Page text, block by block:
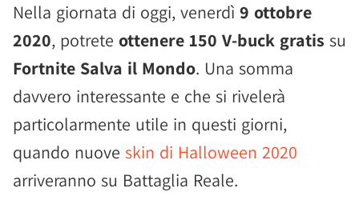
Nella giornata di oggi, venerdì 9 ottobre
2020, potrete ottenere 150 V-buck gratis su
Fortnite Salva il Mondo. Una somma
davvero interessante e che si rivelerà
particolarmente utile in questi giorni,
quando nuove skin di Halloween 2020
arriveranno su Battaglia Reale.